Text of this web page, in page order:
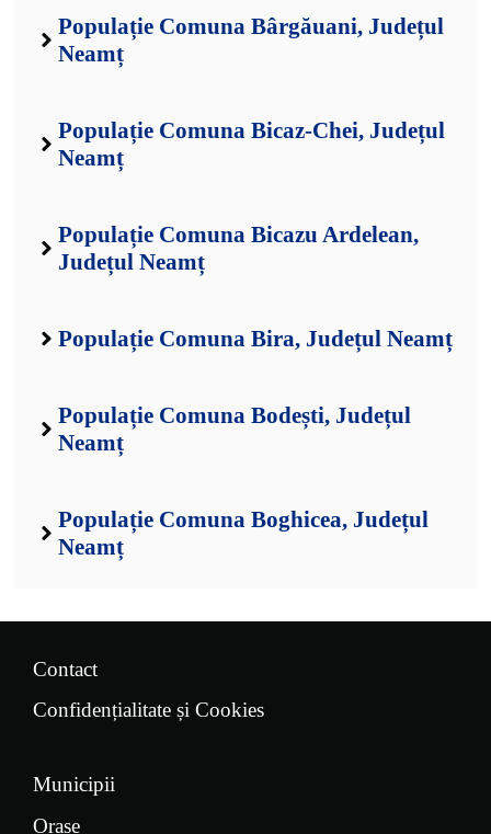
Populație Comuna Bârgăuani, Județul
Neamț
Populație Comuna Bicaz-Chei, Județul
Neamț
Populație Comuna Bicazu Ardelean,
Județul Neamț
Populație Comuna Bira, Județul Neamț
Populație Comuna Bodești, Județul
Neamț
Populație Comuna Boghicea, Județul
Neamț
Contact
Confidențialitate și Cookies
Municipii
Orașe